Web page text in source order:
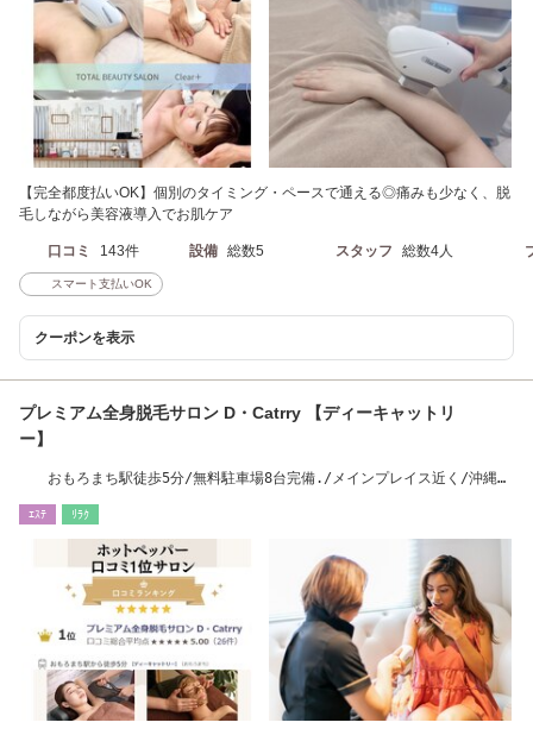
【完全都度払いOK】個別のタイミング・ペースで通える◎痛みも少なく、脱
毛しながら美容液導入でお肌ケア
口コミ 143件 設備 総数5 スタッフ 総数4人
スマート支払いOK
クーポンを表示
プレミアム全身脱毛サロン D・Catrry 【ディーキャットリ
ー】
おもろまち駅徒歩5分/無料駐車場8台完備./メインプレイス近く/沖縄県
ｴｽﾃ ﾘﾗｸ